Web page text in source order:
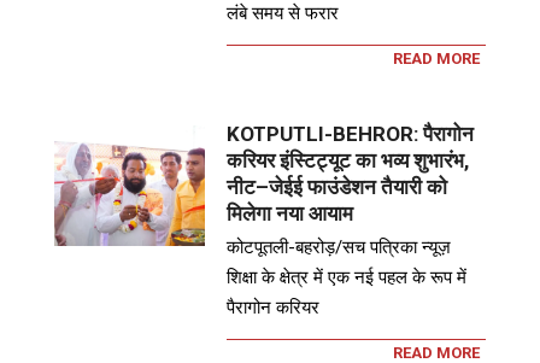
लंबे समय से फरार
READ MORE
KOTPUTLI-BEHROR: पैरागोन
करियर इंस्टिट्यूट का भव्य शुभारंभ,
नीट–जेईई फाउंडेशन तैयारी को
मिलेगा नया आयाम
कोटपूतली-बहरोड़/सच पत्रिका न्यूज़
शिक्षा के क्षेत्र में एक नई पहल के रूप में
पैरागोन करियर
READ MORE